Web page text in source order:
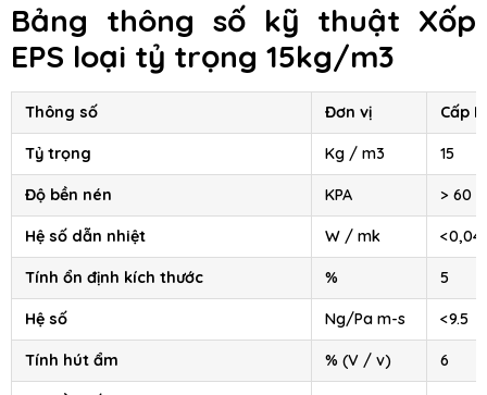
Bảng thông số kỹ thuật Xốp
EPS loại tỷ trọng 15kg/m3
Thông số Đơn vị Cấp I
Tỷ trọng Kg / m3 15
Độ bền nén KPA > 60
Hệ số dẫn nhiệt W / mk
Tính ổn định kích thước % 5
Hệ số Ng/Pa m-s <9.5
Tính hút ẩm % (V / v) 6